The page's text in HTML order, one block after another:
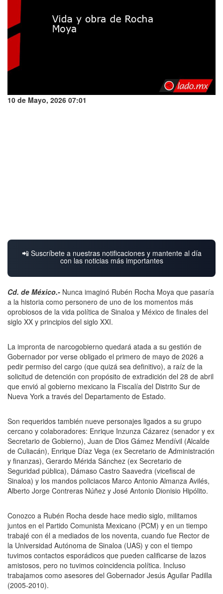
10 de Mayo, 2026 07:01
📲 Suscríbete a nuestras notificaciones y mantente al día
con las noticias más importantes
Cd. de México.- Nunca imaginó Rubén Rocha Moya que pasaría
a la historia como personero de uno de los momentos más
oprobiosos de la vida política de Sinaloa y México de finales del
siglo XX y principios del siglo XXI.
La impronta de narcogobierno quedará atada a su gestión de
Gobernador por verse obligado el primero de mayo de 2026 a
pedir permiso del cargo (que quizá sea definitivo), a raíz de la
solicitud de detención con propósito de extradición del 28 de abril
que envió al gobierno mexicano la Fiscalía del Distrito Sur de
Nueva York a través del Departamento de Estado.
Son requeridos también nueve personajes ligados a su grupo
cercano y colaboradores: Enrique Inzunza Cázarez (senador y ex
Secretario de Gobierno), Juan de Dios Gámez Mendívil (Alcalde
de Culiacán), Enrique Díaz Vega (ex Secretario de Administración
y finanzas), Gerardo Mérida Sánchez (ex Secretario de
Seguridad pública), Dámaso Castro Saavedra (vicefiscal de
Sinaloa) y los mandos policiacos Marco Antonio Almanza Avilés,
Alberto Jorge Contreras Núñez y José Antonio Dionisio Hipólito.
Conozco a Rubén Rocha desde hace medio siglo, militamos
juntos en el Partido Comunista Mexicano (PCM) y en un tiempo
trabajé con él a mediados de los noventa, cuando fue Rector de
la Universidad Autónoma de Sinaloa (UAS) y con el tiempo
tuvimos contactos esporádicos que pueden calificarse de lazos
amistosos, pero no tuvimos coincidencia política. Incluso
trabajamos como asesores del Gobernador Jesús Aguilar Padilla
(2005-2010).